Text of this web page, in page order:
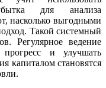
для анализа
насколько выгодными
Такой системный
Регулярное ведение
прогресс и улучшать
капиталом становятся